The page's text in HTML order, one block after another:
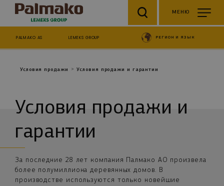
to main content
МЕНЮ
PALMAKO AS LEMEKS GROUP РЕГИОН И ЯЗЫК
Условия продажи Условия продажи и гарантии
Условия продажи и
гарантии
За последние 28 лет компания Палмако AO произвела
более полумиллиона деревянных домов. В
производстве используются только новейшие